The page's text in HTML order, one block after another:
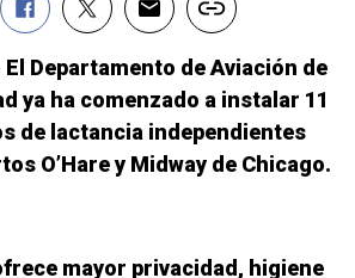
El Departamento de Aviación de
ya ha comenzado a instalar 11
de lactancia independientes
O’Hare y Midway de Chicago.
mayor privacidad, higiene